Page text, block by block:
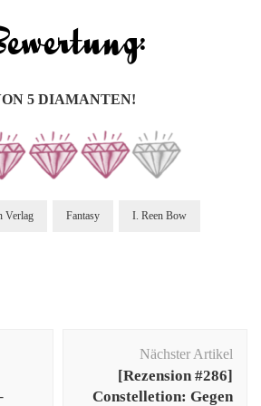
5 DIAMANTEN!
Verlag Fantasy I. Reen Bow
Nächster Artikel
[Rezension #286]
Constelletion: Gegen